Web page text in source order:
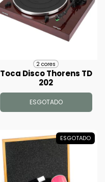
2 cores
Toca Disco Thorens TD
202
ESGOTADO
ESGOTADO